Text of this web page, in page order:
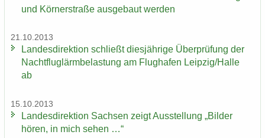
und Körn­er­stra­ße aus­ge­baut wer­den
21.10.2013
Lan­des­di­rek­ti­on schließt dies­jäh­ri­ge Über­prü­fung der
Nacht­flug­lärm­be­las­tung am Flug­ha­fen Leip­zig/Halle
ab
15.10.2013
Lan­des­di­rek­ti­on Sach­sen zeigt Aus­stel­lung „Bil­der
hören, in mich sehen …“